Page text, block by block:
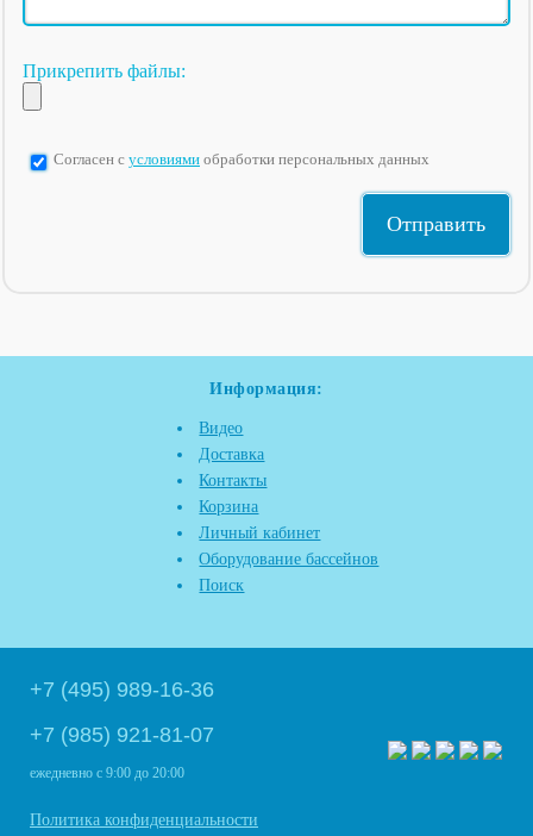
Прикрепить файлы:
Согласен с условиями обработки персональных данных
Информация:
Видео
Доставка
Контакты
Корзина
Личный кабинет
Оборудование бассейнов
Поиск
+7 (495) 989-16-36
+7 (985) 921-81-07
ежедневно с 9:00 до 20:00
Политика конфиденциальности